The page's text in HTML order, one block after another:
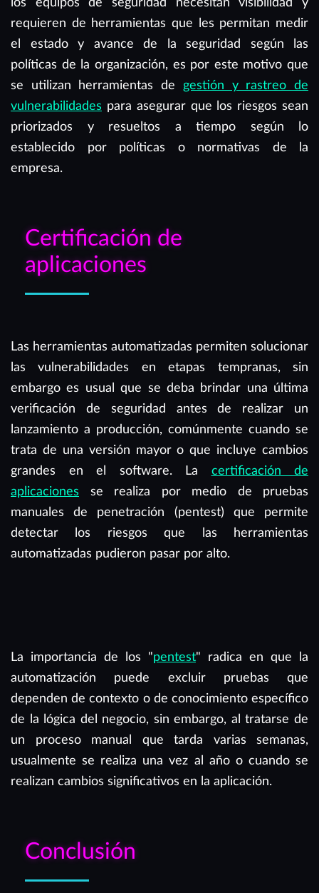
requieren de herramientas que les permitan medir
el estado y avance de la seguridad según las
políticas de la organización, es por este motivo que
se utilizan herramientas de gestión y rastreo de
vulnerabilidades para asegurar que los riesgos sean
priorizados y resueltos a tiempo según lo
establecido por políticas o normativas de la
empresa.
Certificación de
aplicaciones
Las herramientas automatizadas permiten solucionar
las vulnerabilidades en etapas tempranas, sin
embargo es usual que se deba brindar una última
verificación de seguridad antes de realizar un
lanzamiento a producción, comúnmente cuando se
trata de una versión mayor o que incluye cambios
grandes en el software. La certificación de
aplicaciones se realiza por medio de pruebas
manuales de penetración (pentest) que permite
detectar los riesgos que las herramientas
automatizadas pudieron pasar por alto.
La importancia de los "pentest" radica en que la
automatización puede excluir pruebas que
dependen de contexto o de conocimiento específico
de la lógica del negocio, sin embargo, al tratarse de
un proceso manual que tarda varias semanas,
usualmente se realiza una vez al año o cuando se
realizan cambios significativos en la aplicación.
Conclusión